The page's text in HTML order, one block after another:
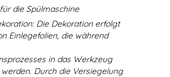
die Spülmaschine
Die Dekoration erfolgt
Einlegefolien, die während
in das Werkzeug
Durch die Versiegelung